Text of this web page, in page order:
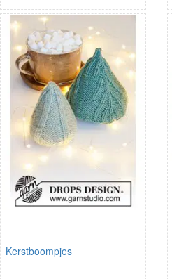
Kerstboompjes